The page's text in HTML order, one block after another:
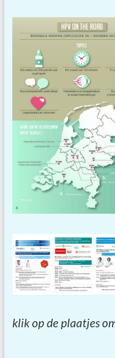
klik op de plaatjes